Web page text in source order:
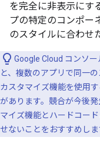
を完全に非表示にす
プの特定のコンポー
のスタイルに合わせ
Google Cloud コンソー
と、複数のアプリで同一
カスタマイズ機能を使用す
があります。競合が今後
マイズ機能とハードコー
せないことをおすすめしま